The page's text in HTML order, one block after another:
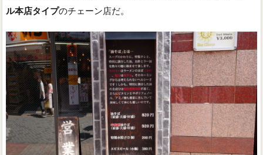
ル本店タイプのチェーン店だ。